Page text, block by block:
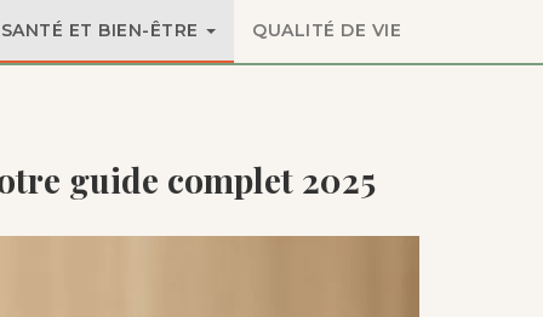
SANTÉ ET BIEN-ÊTRE QUALITÉ DE VIE
guide complet 2025